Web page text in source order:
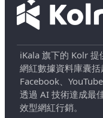
iKala 旗下的 Kolr 提
網紅數據資料庫囊
Facebook、
透過 AI 技術達成最
效型網紅行銷。